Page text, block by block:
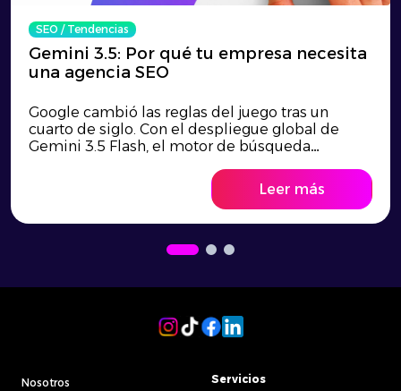
SEO/Tendencias
Gemini 3.5: Por qué tu empresa necesita
una agencia SEO
Google cambió las reglas del juego tras un
cuarto de siglo. Con el despliegue global de
Gemini 3.5 Flash, el motor de búsqueda
autónomos e inteligencia contextual que
destruye el SEO tradicional de palabras clave.
Descubre cómo transformar esta disrupción
qué tu empresa necesita una estrategia de
Leer más
Nosotros
Servicios